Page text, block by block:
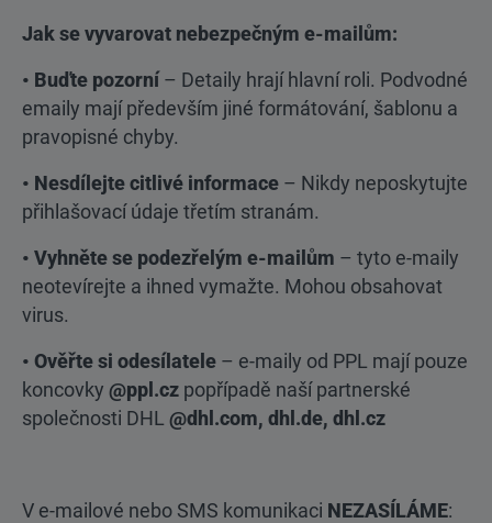
Jak se vyvarovat nebezpečným e-mailům:
• Buďte pozorní – Detaily hrají hlavní roli. Podvodné
emaily mají především jiné formátování, šablonu a
pravopisné chyby.
• Nesdílejte citlivé informace – Nikdy neposkytujte
přihlašovací údaje třetím stranám.
• Vyhněte se podezřelým e-mailům – tyto e-maily
neotevírejte a ihned vymažte. Mohou obsahovat
virus.
• Ověřte si odesílatele – e-maily od PPL mají pouze
koncovky @ppl.cz popřípadě naší partnerské
společnosti DHL @dhl.com, dhl.de, dhl.cz
V e-mailové nebo SMS komunikaci NEZASÍLÁME: